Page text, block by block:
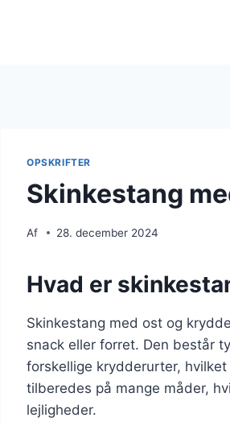
OPSKRIFTER
Skinkestang
Af 28. december 2024
Hvad er
Skinkestang med ost og
snack eller forret. Den består
forskellige krydderurter,
tilberedes på mange måder,
lejligheder.